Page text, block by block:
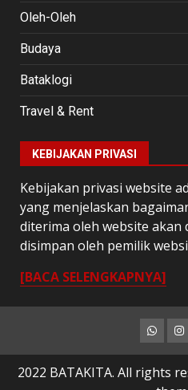
Oleh-Oleh
Budaya
Bataklogi
Travel & Rent
KEBIJAKAN PRIVASI
Kebijakan privasi website
yang menjelaskan
diterima oleh website akan
disimpan oleh pemilik
[BACA SELENGKAPNYA]
2022 BATAKITA. All rights